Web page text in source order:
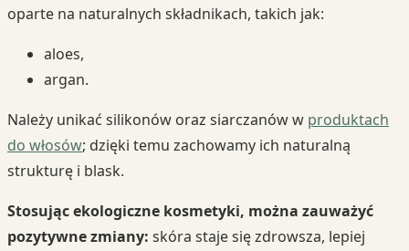
oparte na naturalnych składnikach, takich jak:
aloes,
argan.
Należy unikać silikonów oraz siarczanów w produktach
do włosów; dzięki temu zachowamy ich naturalną
strukturę i blask.
Stosując ekologiczne kosmetyki, można zauważyć
pozytywne zmiany: skóra staje się zdrowsza, lepiej